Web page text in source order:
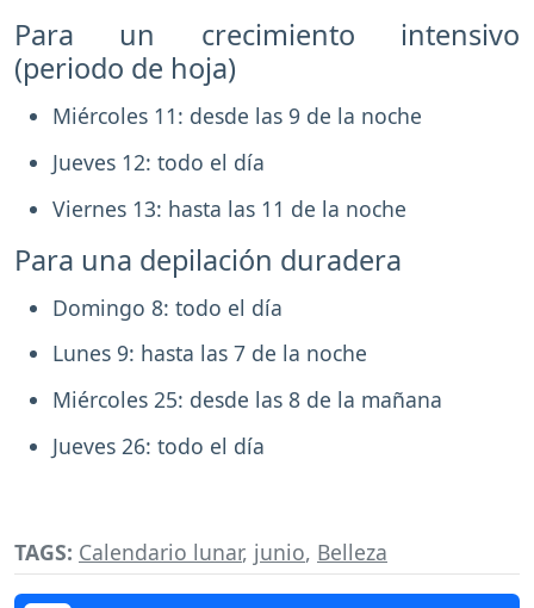
Para un crecimiento intensivo
(periodo de hoja)
Miércoles 11: desde las 9 de la noche
Jueves 12: todo el día
Viernes 13: hasta las 11 de la noche
Para una depilación duradera
Domingo 8: todo el día
Lunes 9: hasta las 7 de la noche
Miércoles 25: desde las 8 de la mañana
Jueves 26: todo el día
TAGS: Calendario lunar, junio, Belleza